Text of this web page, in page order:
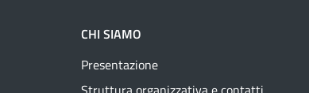
CHI SIAMO
Presentazione